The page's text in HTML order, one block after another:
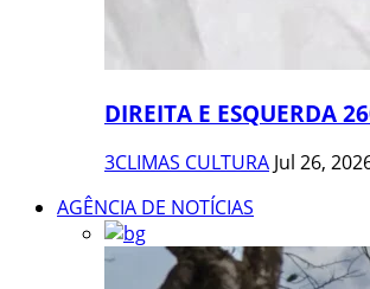
DIREITA E ESQUERDA
3CLIMAS CULTURA Jul 26,
AGÊNCIA DE NOTÍCIAS